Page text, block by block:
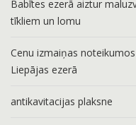
Babītes ezerā aiztur
tīkliem un lomu
Cenu izmaiņas
Liepājas ezerā
antikavitacijas plaksne